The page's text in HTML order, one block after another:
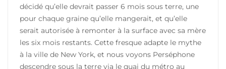
décidé qu’elle devrait passer 6 mois sous terre, une
pour chaque graine qu’elle mangerait, et qu’elle
serait autorisée à remonter à la surface avec sa mère
les six mois restants. Cette fresque adapte le mythe
à la ville de New York, et nous voyons Perséphone
descendre sous la terre via le quai du métro au